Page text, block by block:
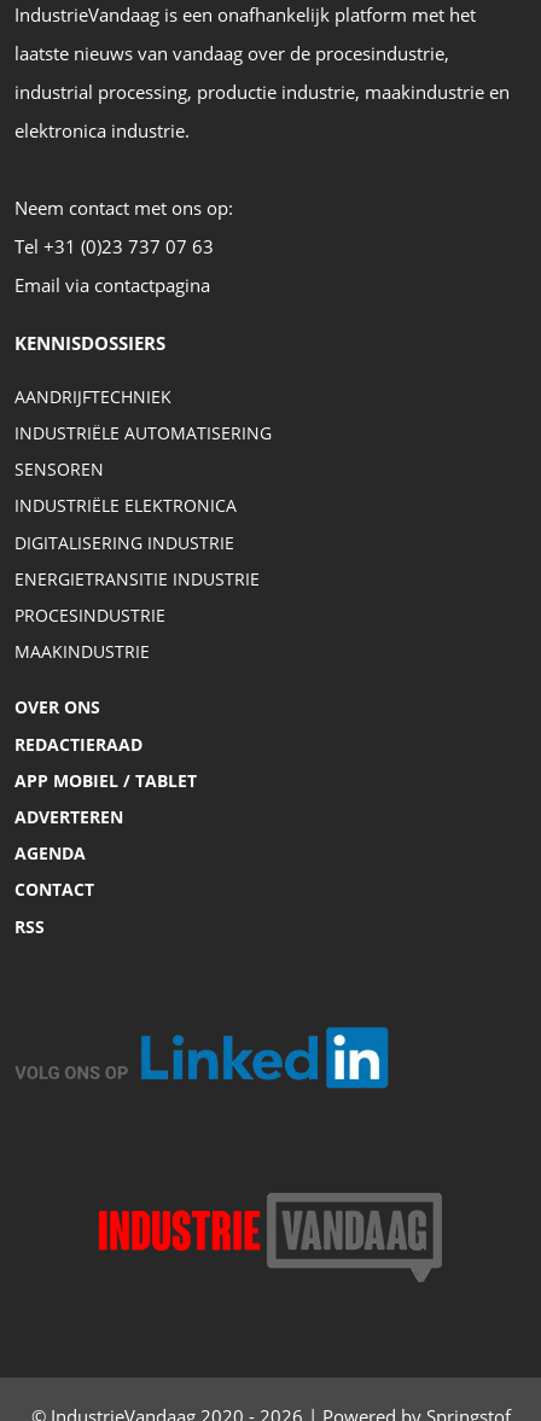
IndustrieVandaag is een onafhankelijk platform met het
laatste nieuws van vandaag over de procesindustrie,
industrial processing, productie industrie, maakindustrie en
elektronica industrie.
Neem contact met ons op:
Tel +31 (0)23 737 07 63
Email via contactpagina
KENNISDOSSIERS
AANDRIJFTECHNIEK
INDUSTRIËLE AUTOMATISERING
SENSOREN
INDUSTRIËLE ELEKTRONICA
DIGITALISERING INDUSTRIE
ENERGIETRANSITIE INDUSTRIE
PROCESINDUSTRIE
MAAKINDUSTRIE
OVER ONS
REDACTIERAAD
APP MOBIEL / TABLET
ADVERTEREN
AGENDA
CONTACT
RSS